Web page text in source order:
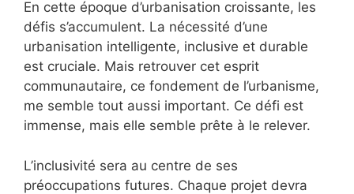
En cette époque d’urbanisation croissante, les
défis s’accumulent. La nécessité d’une
urbanisation intelligente, inclusive et durable
est cruciale. Mais retrouver cet esprit
communautaire, ce fondement de l’urbanisme,
me semble tout aussi important. Ce défi est
immense, mais elle semble prête à le relever.
L’inclusivité sera au centre de ses
préoccupations futures. Chaque projet devra